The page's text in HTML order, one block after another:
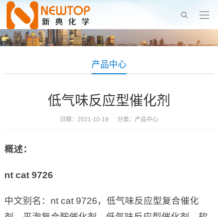
产品中心
低气味反应型催化剂
日期：2021-10-19 分类： 产品中心
概述：
nt cat 9726
中文别名：nt cat 9726，低气味反应型复合催化